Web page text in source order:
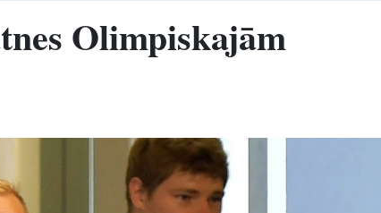
Olimpiskajām